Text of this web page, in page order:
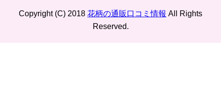
Copyright (C) 2018 花柄の通販口コミ情報 All Rights
Reserved.